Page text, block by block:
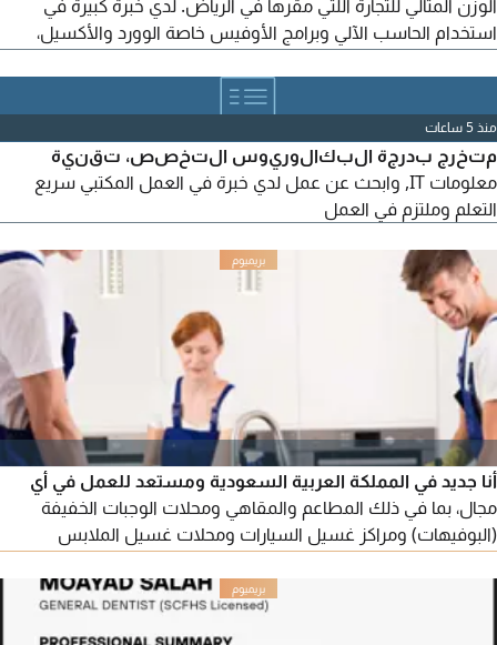
الوزن المثالي للتجارة اللتي مقرها في الرياض. لدي خبرة كبيرة في
استخدام الحاسب الآلي وبرامج الأوفيس خاصة الوورد والأكسيل،
المنصات الحكومية وادارة فريق العمل، لغة عربية وانجليزيه ممتازة
شخص أمين ومجتهد وحريص علي نجاح بيئة العمل ابحث عن فرصة
عمل في مدينة الرياض
منذ 5 ساعات
متخرج بدرجة البكالوريوس التخصص، تقنية
معلومات IT, وابحث عن عمل لدي خبرة في العمل المكتبي سريع
التعلم وملتزم في العمل
أنا جديد في المملكة العربية السعودية ومستعد للعمل في أي
مجال، بما في ذلك المطاعم والمقاهي ومحلات الوجبات الخفيفة
(البوفيهات) ومراكز غسيل السيارات ومحلات غسيل الملابس